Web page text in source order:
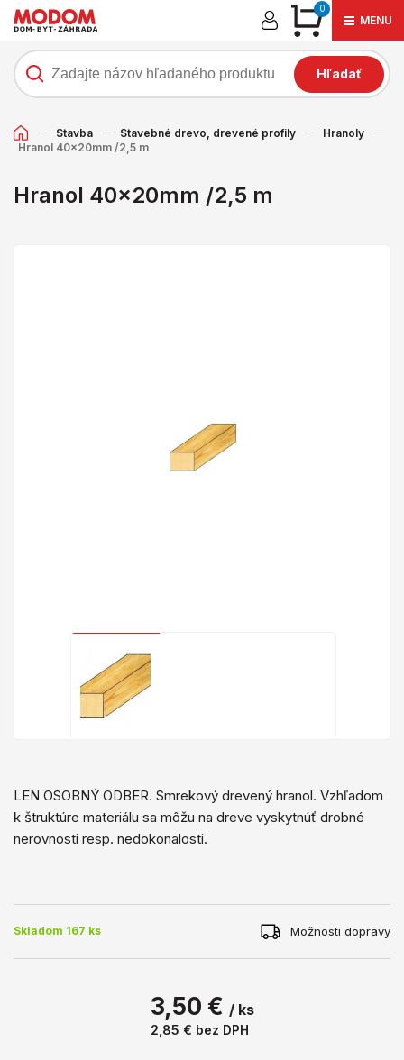
0
MENU
Hľadať
Stavba Stavebné drevo, drevené profily
Hranoly
Hranol 40x20mm /2,5 m
Hranol 40x20mm /2,5 m
LEN OSOBNÝ ODBER. Smrekový drevený hranol. Vzhľadom
k štruktúre materiálu sa môžu na dreve vyskytnúť drobné
nerovnosti resp. nedokonalosti.
Skladom 167 ks Možnosti dopravy
3,50 € / ks
2,85 € bez DPH